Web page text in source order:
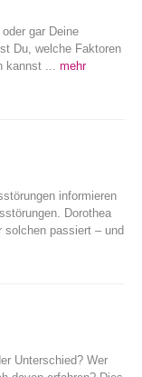
gar Deine
Du, welche Faktoren
kannst ... mehr
informieren
Dorothea
passiert – und
Unterschied? Wer